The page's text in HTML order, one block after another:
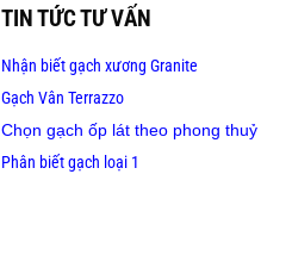
TIN TỨC TƯ VẤN
Nhận biết gạch xương Granite
Gạch Vân Terrazzo
Chọn gạch ốp lát theo phong thuỷ
Phân biết gạch loại 1